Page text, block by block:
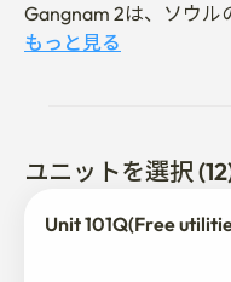
Gangnam 2は、ソウル
論峴洞にある外国人に
📍立地条件抜群
もっと見る
ユニットを選択
Unit 101Q(Free